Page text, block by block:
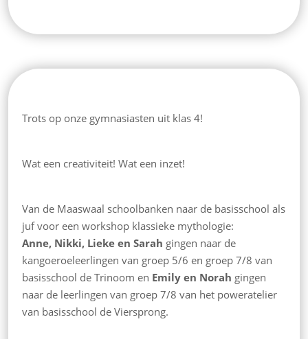
Trots op onze gymnasiasten uit klas 4!
Wat een creativiteit! Wat een inzet!
Van de Maaswaal schoolbanken naar de basisschool als
juf voor een workshop klassieke mythologie:
Anne, Nikki, Lieke en Sarah gingen naar de
kangoeroeleerlingen van groep 5/6 en groep 7/8 van
basisschool de Trinoom en Emily en Norah gingen
naar de leerlingen van groep 7/8 van het poweratelier
van basisschool de Viersprong.